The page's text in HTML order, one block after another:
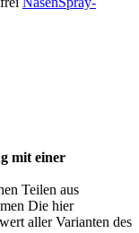
mit einer
Teilen aus
Die hier
aller Varianten des